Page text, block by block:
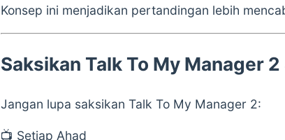
Konsep ini menjadikan pertandingan lebih
Saksikan Talk To My Manager
Jangan lupa saksikan Talk To My Manager 2:
📺 Setiap Ahad